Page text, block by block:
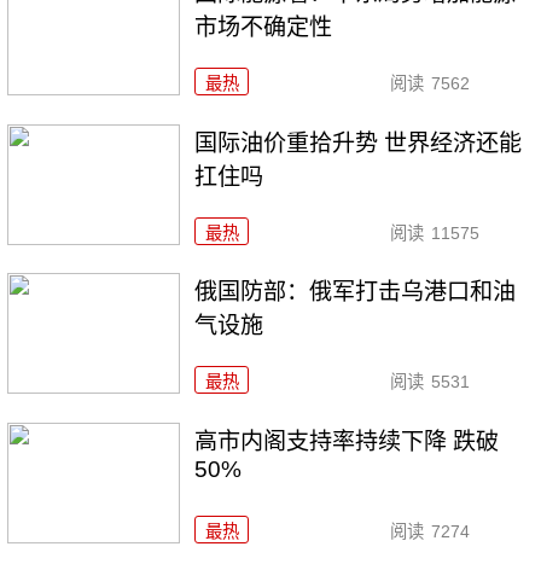
市场不确定性
最热 阅读 7562
国际油价重拾升势 世界经济还能
扛住吗
最热 阅读 11575
俄国防部：俄军打击乌港口和油
气设施
最热 阅读 5531
高市内阁支持率持续下降 跌破
50%
最热 阅读 7274